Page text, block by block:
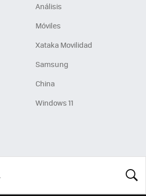
Análisis
Móviles
Xataka Movilidad
Samsung
China
Windows 11